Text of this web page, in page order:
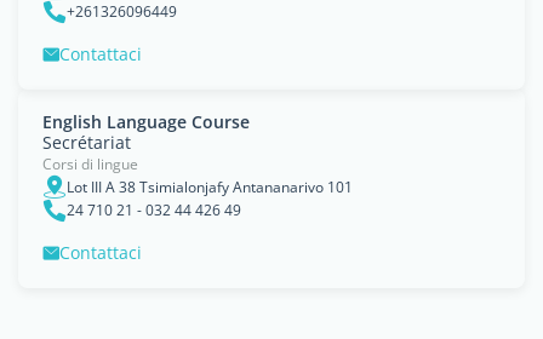
+261326096449
Contattaci
English Language Course
Secrétariat
Corsi di lingue
Lot III A 38 Tsimialonjafy Antananarivo 101
24 710 21 - 032 44 426 49
Contattaci